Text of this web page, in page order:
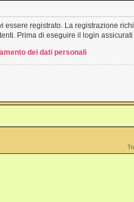
essere registrato. La registrazione
Prima di eseguire il login assicurati
dei dati personali